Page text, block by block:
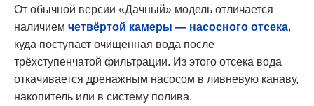
От обычной версии «Дачный» модель отличается
наличием четвёртой камеры — насосного отсека,
куда поступает очищенная вода после
трёхступенчатой фильтрации. Из этого отсека вода
откачивается дренажным насосом в ливневую канаву,
накопитель или в систему полива.